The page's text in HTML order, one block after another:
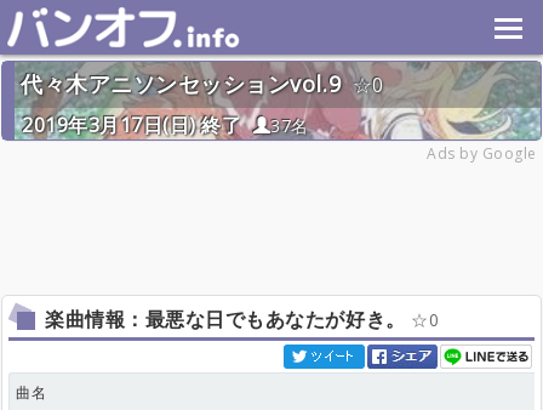
代々木アニソンセッションvol.9
0
2019年3月17日(日) 終了
37名
Ads by Google
楽曲情報：最悪な日でもあなたが好き。 0
曲名